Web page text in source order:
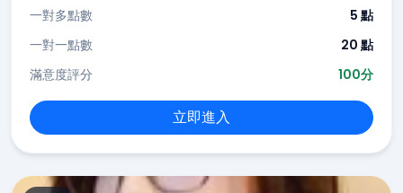
一對多點數
5 點
一對一點數
20 點
滿意度評分
100分
立即進入